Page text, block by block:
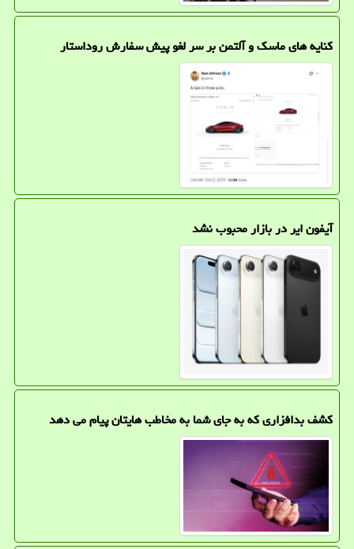
کنایه های ماسک و آلتمن بر سر لغو پیش سفارش روداستار
آیفون ایر در بازار محبوب نشد
کشف بدافزاری که به جای شما به مخاطب هایتان پیام می دهد